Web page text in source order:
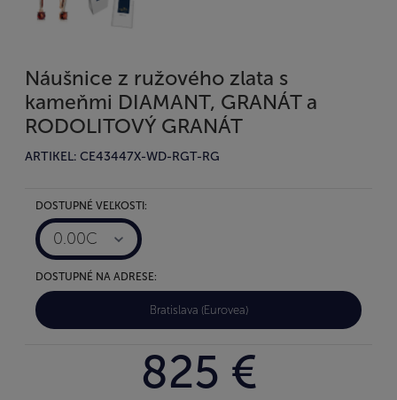
Náušnice z ružového zlata s
kameňmi DIAMANT, GRANÁT a
RODOLITOVÝ GRANÁT
ARTIKEL: CE43447X-WD-RGT-RG
DOSTUPNÉ VEĽKOSTI:
0.00C
DOSTUPNÉ NA ADRESE:
Bratislava (Eurovea)
825 €